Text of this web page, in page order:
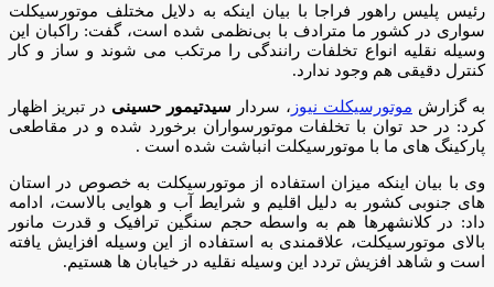
رئیس پلیس راهور فراجا با بیان اینکه به دلایل مختلف موتورسیکلت
سواری در کشور ما مترادف با بی‌نظمی شده است، گفت: راکبان این
وسیله نقلیه انواع تخلفات رانندگی را مرتکب می شوند و ساز و کار
کنترل دقیقی هم وجود ندارد.
به گزارش موتورسیکلت نیوز ، سردار سیدتیمور حسینی در تبریز اظهار
کرد: در حد توان با تخلفات موتورسواران برخورد شده و در مقاطعی
پارکینگ های ما با موتورسیکلت انباشت شده است .
وی با بیان اینکه میزان استفاده از موتورسیکلت به خصوص در استان
های جنوبی کشور به دلیل اقلیم و شرایط آب و هوایی بالاست، ادامه
داد: در کلانشهرها هم به واسطه حجم سنگین ترافیک و قدرت مانور
بالای موتورسیکلت، علاقمندی به استفاده از این وسیله افزایش یافته
است و شاهد افزیش تردد این وسیله نقلیه در خیابان ها هستیم.